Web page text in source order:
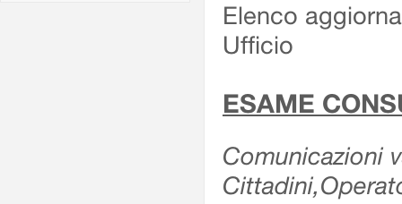
Elenco
Ufficio
ESAME
Comunicazioni